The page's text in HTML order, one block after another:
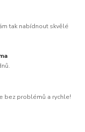
tak nabídnout skvělé
bez problémů a rychle!